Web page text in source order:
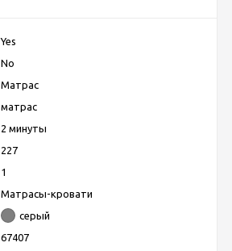
Yes
No
Матрас
матрас
2 минуты
227
1
Матрасы-кровати
серый
67407